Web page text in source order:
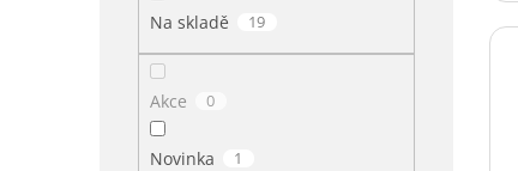
Na skladě 19
Akce 0
Novinka 1